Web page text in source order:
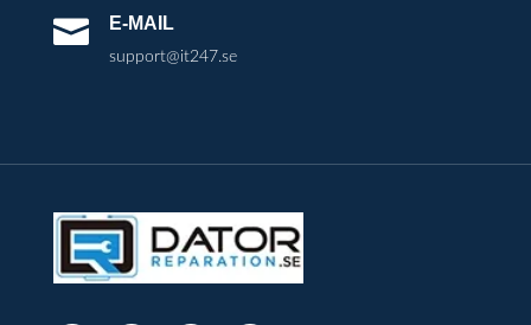
 E-MAIL
support@it247.se